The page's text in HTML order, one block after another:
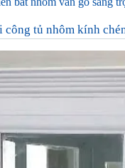
công tủ nhôm kính
gặp khi sử dụng tủ